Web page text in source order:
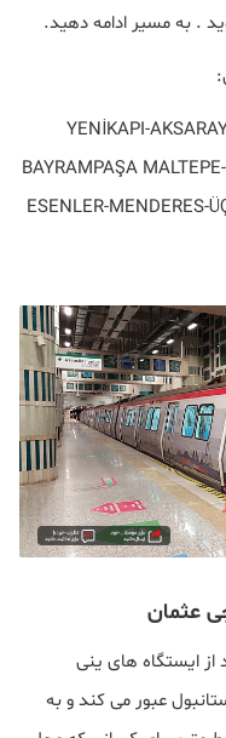
YENİKAPI-
BAYRAMPAŞA
ESENLER-MENDERES-
خود از ایستگاه های ینی
عبور می کند و به